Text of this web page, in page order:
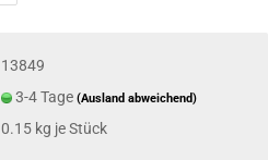
13849
3-4 Tage(Ausland abweichend)
0.15 kg je Stück